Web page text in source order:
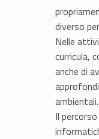
diverso
Nelle
curricula,
anche di
ambientali.
Il